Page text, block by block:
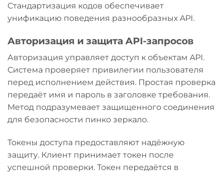
Стандартизация кодов обеспечивает
унификацию поведения разнообразных API.
Авторизация и защита API-запросов
Авторизация управляет доступ к объектам API.
Система проверяет привилегии пользователя
перед исполнением действия. Простая проверка
передаёт имя и пароль в заголовке требования.
Метод подразумевает защищенного соединения
для безопасности пинко зеркало.
Токены доступа предоставляют надёжную
защиту. Клиент принимает токен после
успешной проверки. Токен передаётся в